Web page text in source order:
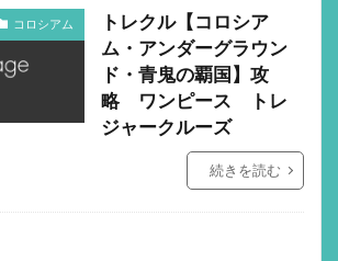
コロシアム
トレクル【コロシア
ム・アンダーグラウン
ド・青鬼の覇国】攻
略 ワンピース トレ
ジャークルーズ
続きを読む